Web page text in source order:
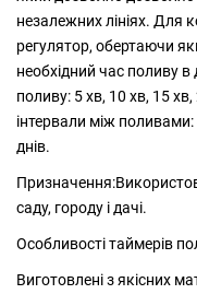
незалежних лініях. Для
регулятор, обертаючи
необхідний час поливу в
поливу: 5 хв, 10 хв, 15
інтервали між поливами:
днів.
саду, городу і дачі.
Особливості таймерів
Виготовлені з якісних